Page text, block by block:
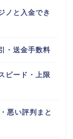
ノと入金でき
・送金手数料
ピード・上限
悪い評判まと